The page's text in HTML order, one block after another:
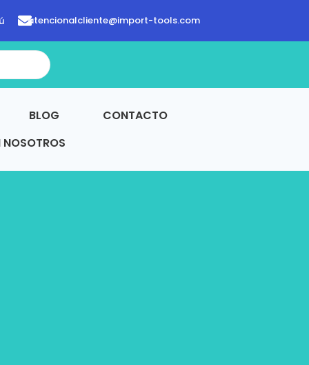
atencionalcliente@import-tools.com
BLOG
CONTACTO